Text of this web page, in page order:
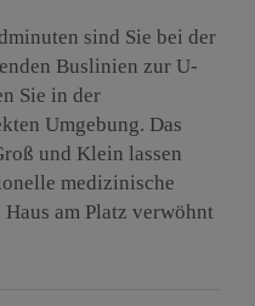
sind Sie bei der
Buslinien zur U-
Sie in der
Umgebung. Das
und Klein lassen
medizinische
am Platz verwöhnt